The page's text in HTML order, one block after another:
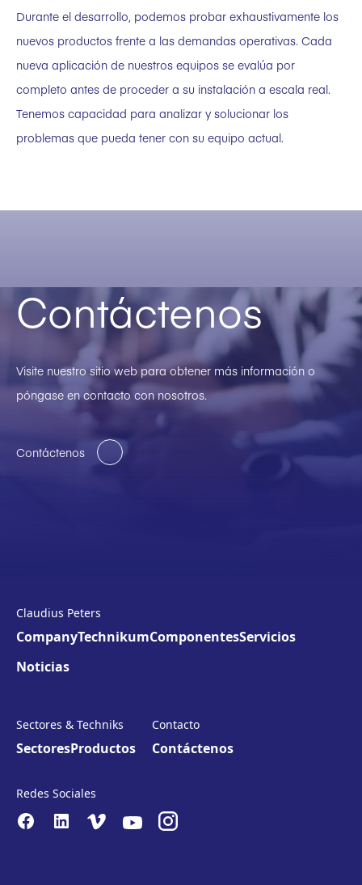
Durante el desarrollo, podemos probar exhaustivamente los
nuevos productos frente a las demandas operativas. Cada
nueva aplicación de nuestros equipos se evalúa por
completo antes de proceder a su instalación a escala real.
Tenemos capacidad para analizar y solucionar los
problemas que pueda tener con su equipo actual.
Contáctenos
Visite nuestro sitio web para obtener más información o
póngase en contacto con nosotros.
Contáctenos
Claudius Peters
CompanyTechnikumComponentesServicios
Noticias
Sectores & Techniks
SectoresProductos
Contacto
Contáctenos
Redes Sociales